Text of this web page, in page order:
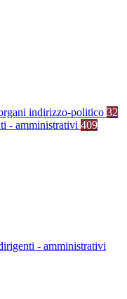
indirizzo-politico 32
- amministrativi 409
- amministrativi